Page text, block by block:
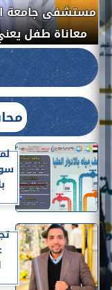
مستشفى جامعة
معاناة طفل